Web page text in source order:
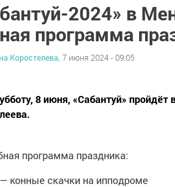
2024» в
программа
Коростелева, 7 июня 2024 - 09:05
8 июня, «Сабантуй»
программа праздника:
конные скачки на ипподроме